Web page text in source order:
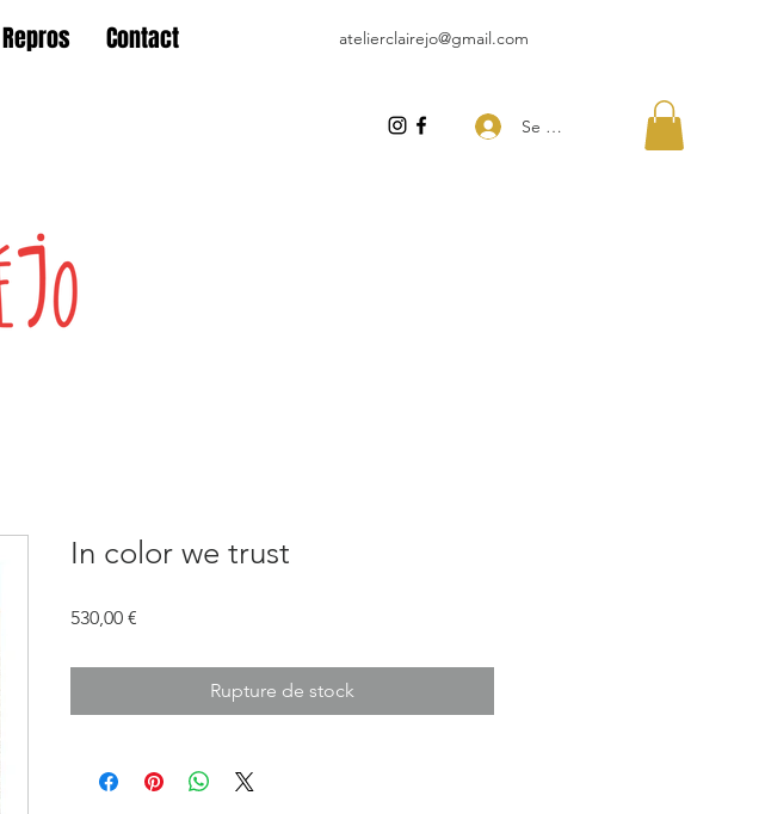
Repros Contact atelierclairejo@gmail.com
Se connecter
In color we trust
530,00 €
Rupture de stock